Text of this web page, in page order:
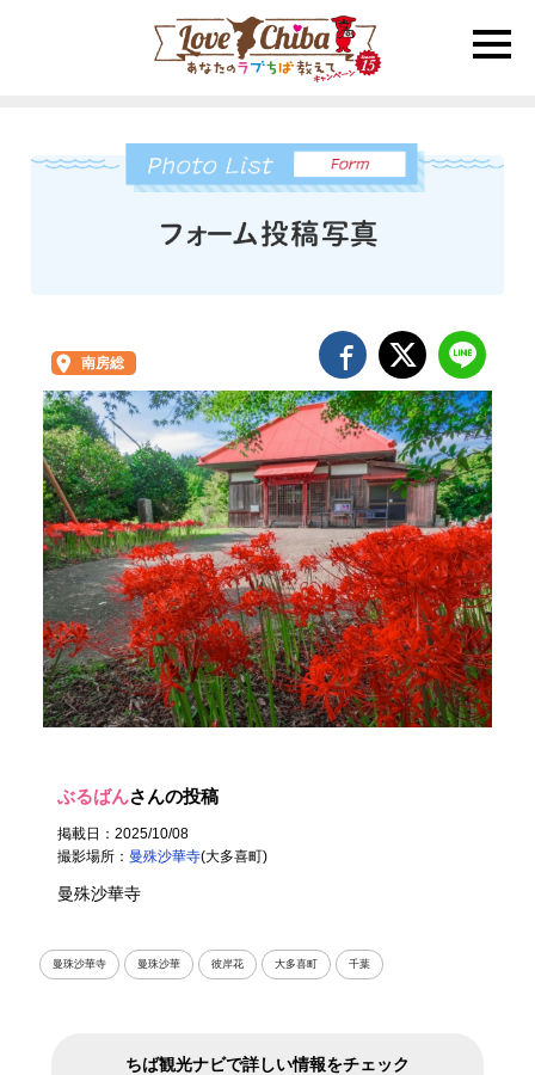
toggle
南房総
ぶるばんさんの投稿
掲載日：2025/10/08
撮影場所： 曼殊沙華寺(大多喜町)
曼殊沙華寺
曼珠沙華寺 曼珠沙華 彼岸花 大多喜町 千葉
ちば観光ナビで詳しい情報をチェック